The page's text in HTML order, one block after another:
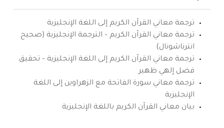
ترجمة معاني القرآن الكريم إلى اللغة الإنجليزية
ترجمة معاني القرآن الكريم – الترجمة الإنجليزية (صحيح
انترناشونال)
ترجمة معاني القرآن الكريم إلى اللغة الإنجليزية – تحقيق
فضل إلهي ظهير
ترجمة معاني سورة الفاتحة مع الزهراوين إلى اللغة
الإنجليزية
بيان معاني القرآن الكريم باللغة الإنجليزية